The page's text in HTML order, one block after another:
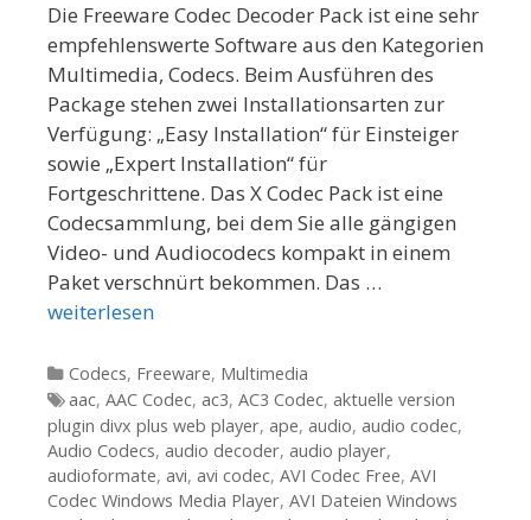
Die Freeware Codec Decoder Pack ist eine sehr
empfehlenswerte Software aus den Kategorien
Multimedia, Codecs. Beim Ausführen des
Package stehen zwei Installationsarten zur
Verfügung: „Easy Installation“ für Einsteiger
sowie „Expert Installation“ für
Fortgeschrittene. Das X Codec Pack ist eine
Codecsammlung, bei dem Sie alle gängigen
Video- und Audiocodecs kompakt in einem
Paket verschnürt bekommen. Das …
weiterlesen
Kategorien
Codecs, Freeware, Multimedia
Tags
aac, AAC Codec, ac3, AC3 Codec, aktuelle version
plugin divx plus web player, ape, audio, audio codec,
Audio Codecs, audio decoder, audio player,
audioformate, avi, avi codec, AVI Codec Free, AVI
Codec Windows Media Player, AVI Dateien Windows